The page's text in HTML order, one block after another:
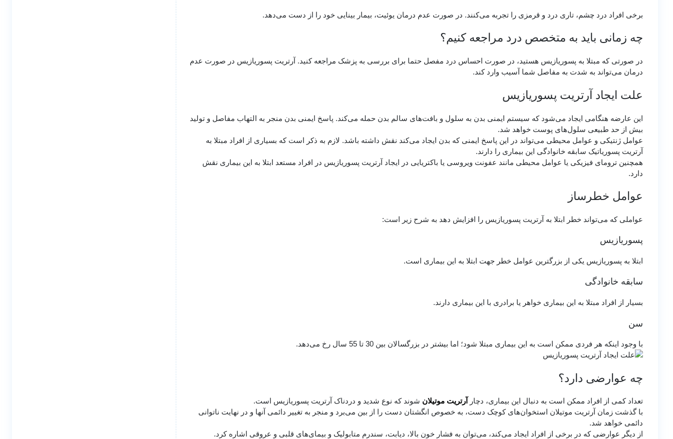
برخی افراد درد چشم، تاری درد و قرمزی را تجربه می‌کنند. در صورت عدم درمان یوئیت، بیمار بینایی خود را از دست می‌دهد.
چه زمانی باید به متخصص درد مراجعه کنیم؟
در صورتی که مبتلا به پسوریازیس هستید، در صورت احساس درد مفصل حتما برای بررسی به پزشک مراجعه کنید. آرتریت پسوریازیس در صورت عدم
درمان می‌تواند به شدت به مفاصل شما آسیب وارد کند.
علت ایجاد آرتریت پسوریازیس
این عارضه هنگامی ایجاد می‌شود که سیستم ایمنی بدن به سلول و بافت‌های سالم بدن حمله می‌کند. پاسخ ایمنی بدن منجر به التهاب مفاصل و تولید
بیش از حد طبیعی سلول‌های پوست خواهد شد.
عوامل ژنتیکی و عوامل محیطی می‌تواند در این پاسخ ایمنی که بدن ایجاد می‌کند نقش داشته باشد. لازم به ذکر است که بسیاری از افراد مبتلا به
آرتریت پسوریاتیک سابقه خانوادگی این بیماری را دارند.
همچنین ترومای فیزیکی یا عوامل محیطی مانند عفونت ویروسی یا باکتریایی در ایجاد آرتریت پسوریازیس در افراد مستعد ابتلا به این بیماری نقش
دارد.
عوامل خطرساز
عواملی که می‌تواند خطر ابتلا به آرتریت پسوریازیس را افزایش دهد به شرح زیر است:
پسوریازیس
ابتلا به پسوریازیس یکی از بزرگترین عوامل خطر جهت ابتلا به این بیماری است.
سابقه خانوادگی
بسیار از افراد مبتلا به این بیماری خواهر یا برادری با این بیماری دارند.
سن
با وجود اینکه هر فردی ممکن است به این بیماری مبتلا شود؛ اما بیشتر در بزرگسالان بین 30 تا 55 سال رخ می‌دهد.
چه عوارضی دارد؟
تعداد کمی از افراد ممکن است به دنبال این بیماری، دچار آرتریت موتیلان شوند که نوع شدید و دردناک آرتریت پسوریازیس است.
با گذشت زمان آرتریت موتیلان استخوان‌های کوچک دست، به خصوص انگشتان دست را از بین می‌برد و منجر به تغییر دائمی آنها و در نهایت ناتوانی
دائمی خواهد شد.
از دیگر عوارضی که در برخی از افراد ایجاد می‌کند، می‌توان به فشار خون بالا، دیابت، سندرم متابولیک و بیمای‌های قلبی و عروقی اشاره کرد.